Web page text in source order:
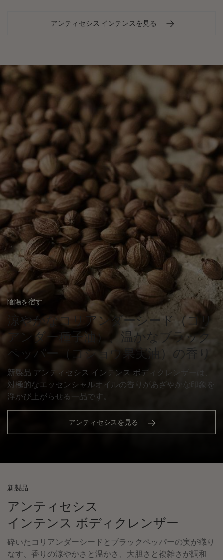
アンティセシス インテンスを見る
陰陽を宿す
涼やかなコリアンダーシード（コリ
アンダー種子油）、温かなブラック
ペッパー（コショウ果実油）の香り
新製品 アンティセシス インテンス ボディクレンザーは、
対極的なエッセンシャルオイルの香りがあざやかな印象を
浮かび上がらせる一品です。
アンティセシスを見る
新製品
アンティセシス
インテンス ボディクレンザー
砕いたコリアンダーシードとブラックペッパーの実が織り
なす、香りの涼やかさと温かさ、大胆さと複雑さが調和